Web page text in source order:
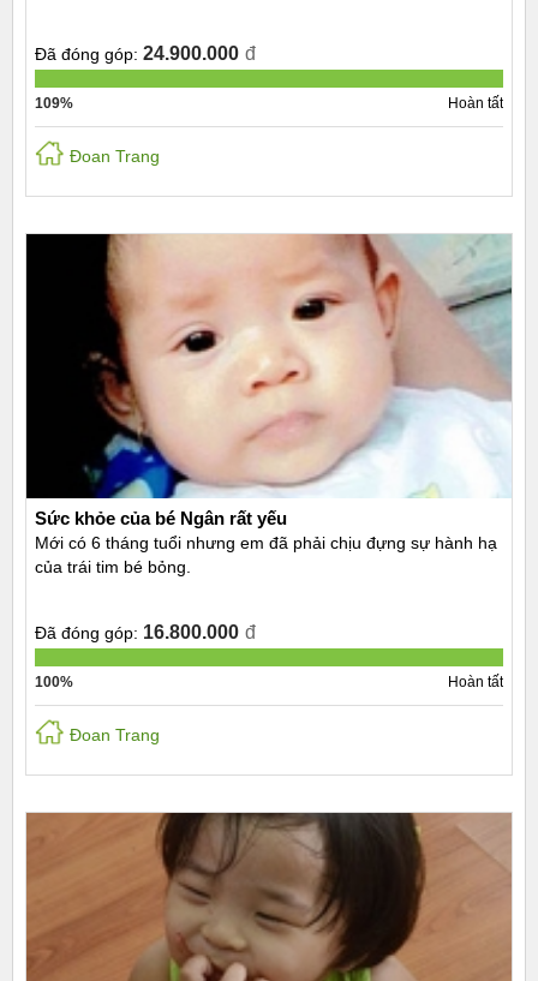
Đã đóng góp: 24.900.000 đ
109% Hoàn tất
Đoan Trang
Sức khỏe của bé Ngân rất yếu
Mới có 6 tháng tuổi nhưng em đã phải chịu đựng sự hành hạ
của trái tim bé bỏng.
Đã đóng góp: 16.800.000 đ
100% Hoàn tất
Đoan Trang